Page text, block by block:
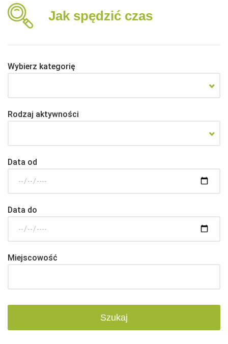
Jak spędzić czas
Wybierz kategorię
Rodzaj aktywności
Data od
Data do
Miejscowość